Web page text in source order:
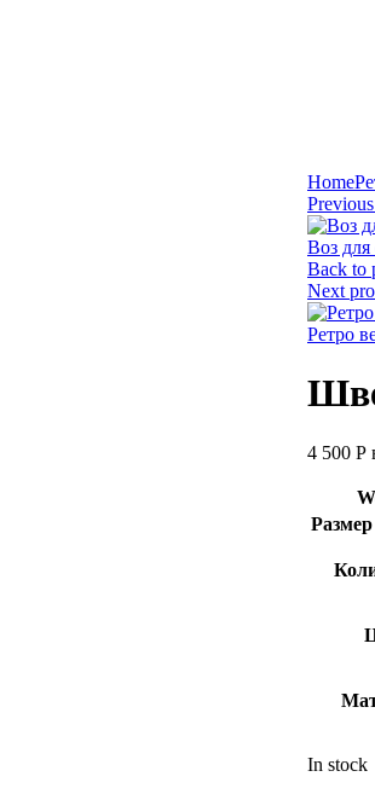
Home
Воз
Back to
Next
Ретро
4 500 Р
In stock